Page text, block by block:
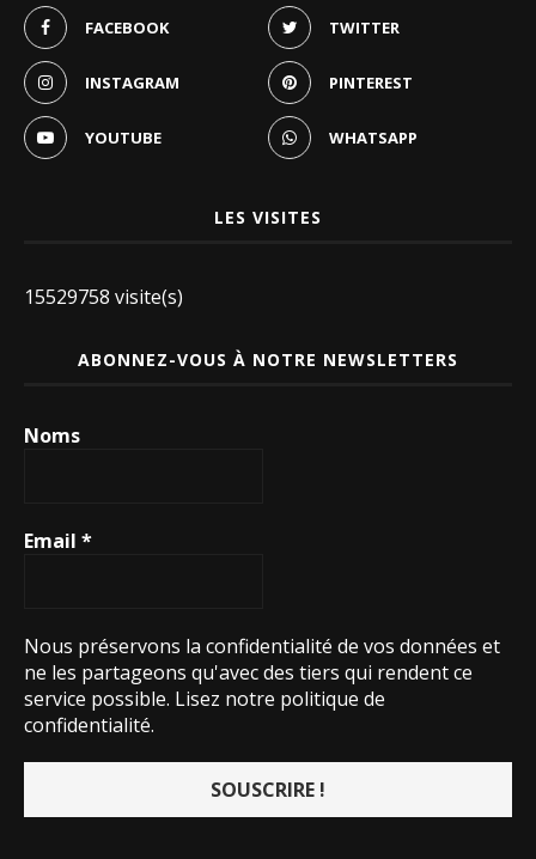
FACEBOOK TWITTER
INSTAGRAM PINTEREST
YOUTUBE WHATSAPP
LES VISITES
15529758 visite(s)
ABONNEZ-VOUS À NOTRE NEWSLETTERS
Noms
Email *
Nous préservons la confidentialité de vos données et
ne les partageons qu'avec des tiers qui rendent ce
service possible. Lisez notre politique de
confidentialité.